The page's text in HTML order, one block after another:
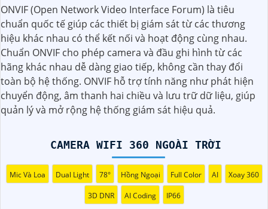
ràng. Tích hợp công nghệ AI, camera này có khả năng
nhận diện và phân biệt đối tượng, giúp tăng cường hiệu
quả giám sát và bảo vệ.
Hãy chọn Camera Speed Dome Công Nghệ AI đểnâng cao
an toànan toàn cho gia đình, doanh nghiệp của bạn và
hãy đầu tư vào một giải pháp an ninh đáng tin cậy.
ONVIF (Open Network Video Interface Forum) là tiêu
chuẩn quốc tế giúp các thiết bị giám sát từ các thương
hiệu khác nhau có thể kết nối và hoạt động cùng nhau.
Chuẩn ONVIF cho phép camera và đầu ghi hình từ các
hãng khác nhau dễ dàng giao tiếp, không cần thay đổi
toàn bộ hệ thống. ONVIF hỗ trợ tính năng như phát hiện
chuyển động, âm thanh hai chiều và lưu trữ dữ liệu, giúp
quản lý và mở rộng hệ thống giám sát hiệu quả.
CAMERA WIFI 360 NGOÀI TRỜI
Mic Và Loa Dual Light 78° Hồng Ngoại Full Color AI Xoay 360
3D DNR AI Coding IP66